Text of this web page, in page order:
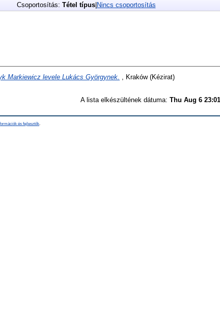
Csoportosítás: Tétel típus| Nincs csoportosítás
Markiewicz levele Lukács Györgynek. , Kraków (Kézirat)
A lista elkészültének dátuma: Thu Aug 6
és fejlesztők